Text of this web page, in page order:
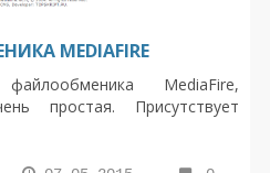
MEDIAFIRE
MediaFire,
простая. Присутствует